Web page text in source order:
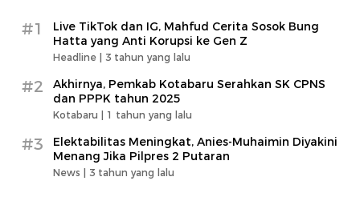
#1
Live TikTok dan IG, Mahfud Cerita Sosok Bung
Hatta yang Anti Korupsi ke Gen Z
Headline | 3 tahun yang lalu
#2
Akhirnya, Pemkab Kotabaru Serahkan SK CPNS
dan PPPK tahun 2025
Kotabaru | 1 tahun yang lalu
#3
Elektabilitas Meningkat, Anies-Muhaimin Diyakini
Menang Jika Pilpres 2 Putaran
News | 3 tahun yang lalu